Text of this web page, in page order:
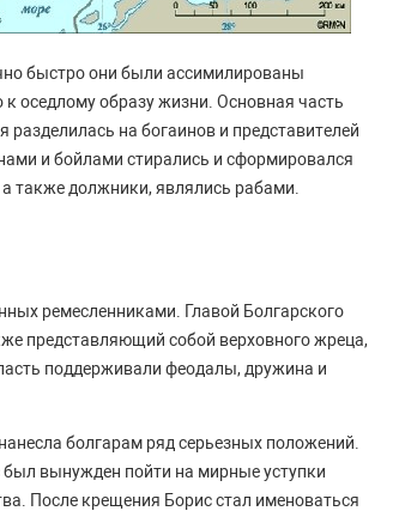
быстро они были ассимилированы
оседлому образу жизни. Основная часть
разделилась на богаинов и представителей
и бойлами стирались и сформировался
также должники, являлись рабами.
ремесленниками. Главой Болгарского
представляющий собой верховного жреца,
поддерживали феодалы, дружина и
болгарам ряд серьезных положений.
был вынужден пойти на мирные уступки
После крещения Борис стал именоваться